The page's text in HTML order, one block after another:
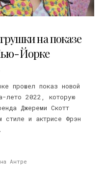
на показе
Йорке
прошел показ новой
лето 2022, которую
Джереми Скотт
стиле и актрисе Фрэн
Антре